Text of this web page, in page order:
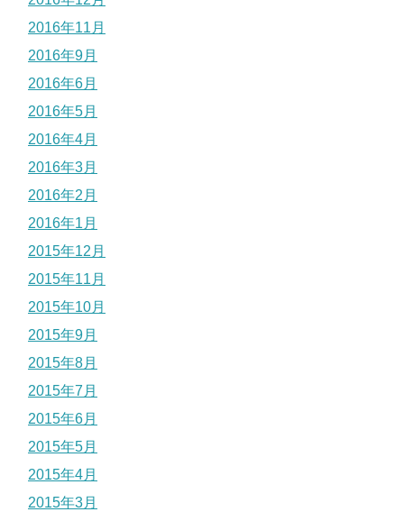
2016年11月
2016年9月
2016年6月
2016年5月
2016年4月
2016年3月
2016年2月
2016年1月
2015年12月
2015年11月
2015年10月
2015年9月
2015年8月
2015年7月
2015年6月
2015年5月
2015年4月
2015年3月